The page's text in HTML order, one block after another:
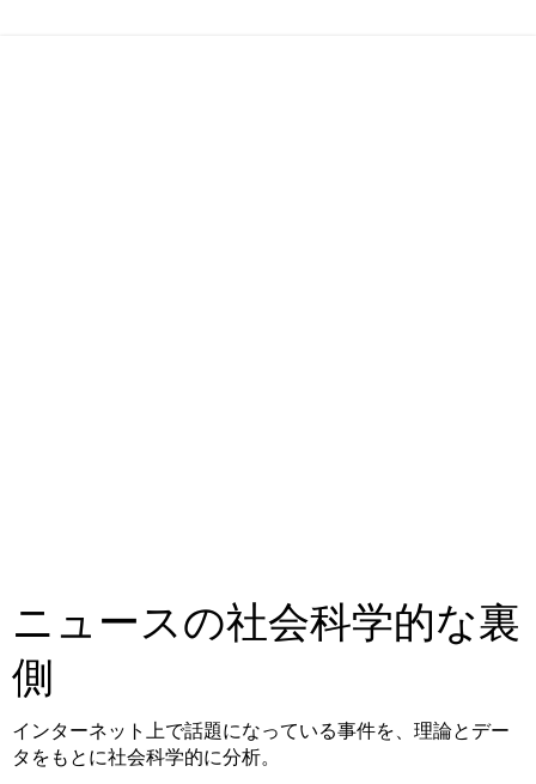
ニュースの社会科学的な裏
側
インターネット上で話題になっている事件を、理論とデー
タをもとに社会科学的に分析。